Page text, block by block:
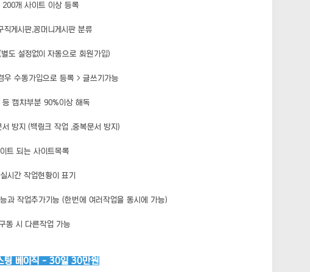
200개 사이트 이상 등록
직게시판,꽁머니게시판 분류
도 설정없이 자동으로 회원가입)
우 수동가입으로 등록 > 글쓰기가능
등 캡챠부분 90%이상 해독
방지 (백링크 작업 ,중복문서 방지)
트 되는 사이트목록
시간 작업현황이 표기
과 작업추가기능 (한번에 여러작업을 동시에 가능)
동 시 다른작업 가능
팅 베이직 - 30일 30만원